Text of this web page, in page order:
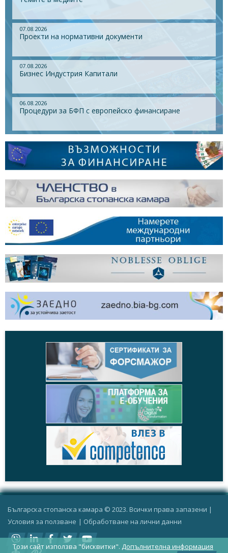
07.08.2026
Проекти на нормативни документи
07.08.2026
Бизнес Индустрия Капитали
06.08.2026
Процедури за БФП с европейско финансиране
Българска стопанска камара © 2023. Всички права запазени |
Условия за ползване | Oбработване на лични данни
Този сайт използва "бисквитки". Допълнителна информация